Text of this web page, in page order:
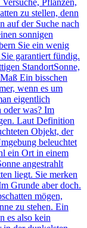
Pflanzen,
zu stellen, denn
auf der Suche nach
sonnigen
Sie ein wenig
garantiert fündig.
StandortSonne,
Ein bisschen
wenn es um
eigentlich
oder was? Im
Laut Definition
Objekt, der
beleuchtet
ein Ort in einem
angestrahlt
liegt. Sie merken
Grunde aber doch.
mögen,
zu stehen. Ein
es also kein